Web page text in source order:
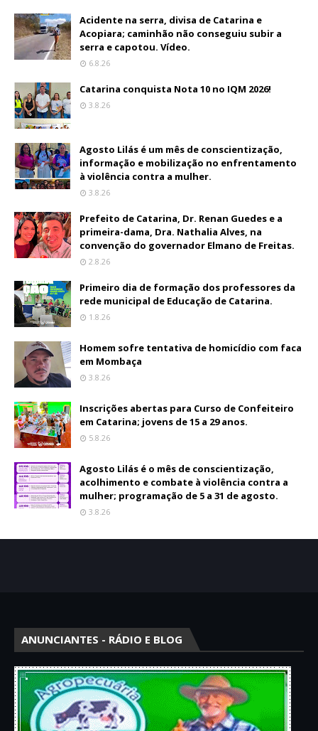
Acidente na serra, divisa de Catarina e
Acopiara; caminhão não conseguiu subir a
serra e capotou. Vídeo.
6.8.26
Catarina conquista Nota 10 no IQM 2026!
3.8.26
Agosto Lilás é um mês de conscientização,
informação e mobilização no enfrentamento
à violência contra a mulher.
3.8.26
Prefeito de Catarina, Dr. Renan Guedes e a
primeira-dama, Dra. Nathalia Alves, na
convenção do governador Elmano de Freitas.
2.8.26
Primeiro dia de formação dos professores da
rede municipal de Educação de Catarina.
1.8.26
Homem sofre tentativa de homicídio com faca
em Mombaça
3.8.26
Inscrições abertas para Curso de Confeiteiro
em Catarina; jovens de 15 a 29 anos.
5.8.26
Agosto Lilás é o mês de conscientização,
acolhimento e combate à violência contra a
mulher; programação de 5 a 31 de agosto.
3.8.26
ANUNCIANTES - RÁDIO E BLOG